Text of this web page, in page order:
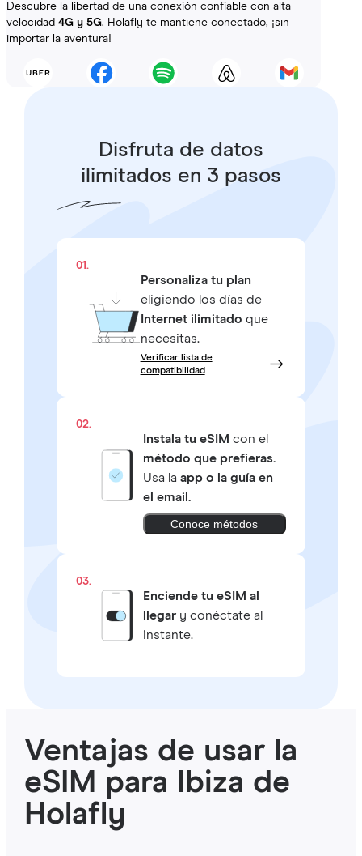
Descubre la libertad de una conexión confiable con alta
velocidad 4G y 5G. Holafly te mantiene conectado, ¡sin
importar la aventura!
Disfruta de datos
ilimitados en 3 pasos
01.
Personaliza tu plan
eligiendo los días de
Internet ilimitado que
necesitas.
Verificar lista de
compatibilidad
02.
Instala tu eSIM con el
método que prefieras.
Usa la app o la guía en
el email.
Conoce métodos
03.
Enciende tu eSIM al
llegary conéctate al
instante.
Ventajas de usar la
eSIM para Ibiza de
Holafly